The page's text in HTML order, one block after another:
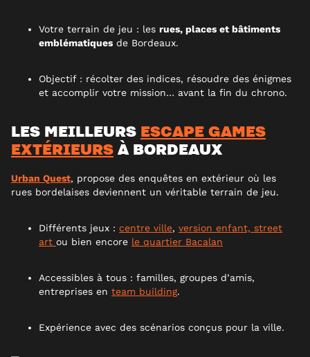
Votre terrain de jeu : les rues, places et bâtiments
emblématiques de Bordeaux.
Objectif : récolter des indices, résoudre des énigmes
et accomplir votre mission… avant la fin du chrono.
LES MEILLEURS ESCAPE GAMES
EXTÉRIEURS À BORDEAUX
Urban Quest, propose des enquêtes en extérieur où les
rues bordelaises deviennent un véritable terrain de jeu.
Différents jeux : centre ville, version enfant, street
art ou bien encore le quartier Bacalan
Accessibles à tous : familles, groupes d’amis,
entreprises en team building.
Expérience avec des scénarios conçus pour la ville.